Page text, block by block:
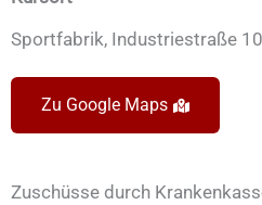
Sportfabrik, Industriestraße
Zu Google Maps
Zuschüsse durch